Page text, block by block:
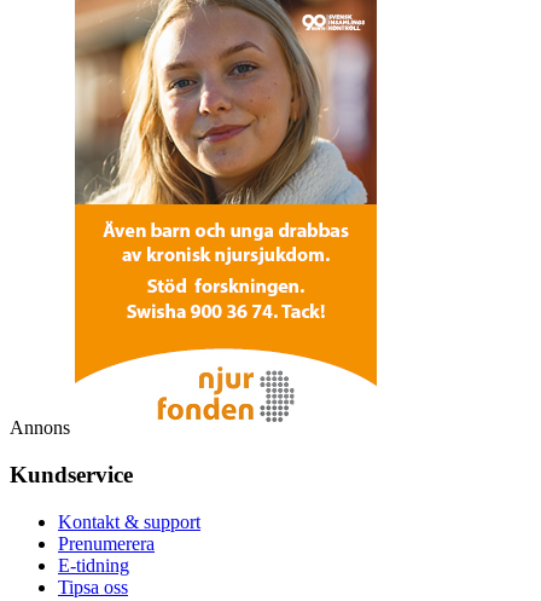
Annons
Kundservice
Kontakt & support
Prenumerera
E-tidning
Tipsa oss